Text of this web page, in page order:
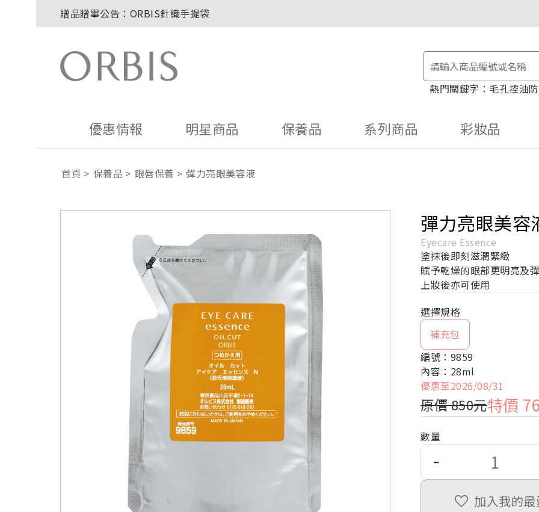
贈品贈畢公告：ORBIS針織手提袋
玉山卡友獨享優惠！2026年刷卡滿額送百元購物金！
8/1~8/8．紅利點數8倍送！
贈品贈畢公告：ORBIS大理石紋午茶杯
毛孔控油
優惠情報 明星商品 保養品 系列商品 彩妝品
首頁 保養品 眼唇保養 彈力亮眼美容液
彈力亮眼美容
Eyecare Essence
塗抹後即刻滋潤緊緻
賦予乾燥的眼部更明亮及
上妝後亦可使用
補充包
編號：9859
內容：28ml
優惠至2026/08/31
原價 850元特價
數量
-
加入我的最